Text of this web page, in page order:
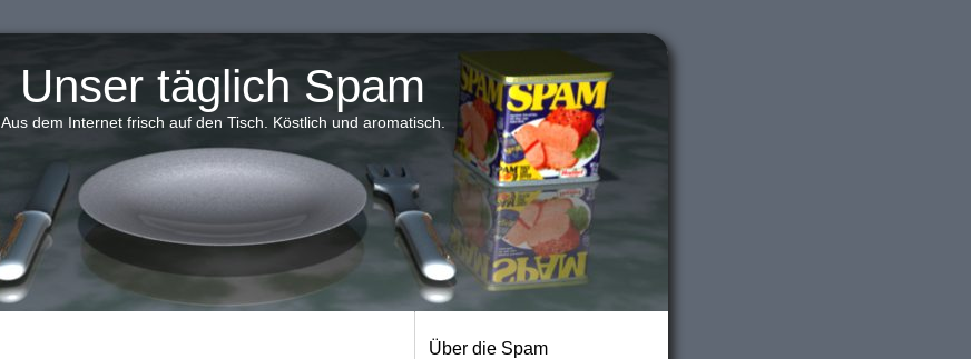
Unser täglich Spam
Aus dem Internet frisch auf den Tisch. Köstlich und aromatisch.
Über die Spam